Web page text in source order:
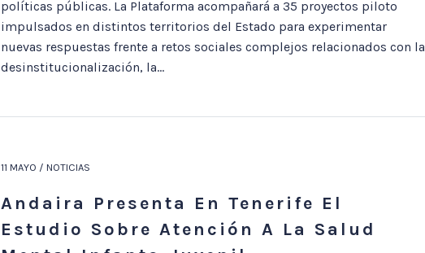
políticas públicas. La Plataforma acompañará a 35 proyectos piloto
impulsados en distintos territorios del Estado para experimentar
nuevas respuestas frente a retos sociales complejos relacionados con la
desinstitucionalización, la...
11 MAYO / NOTICIAS
Andaira Presenta En Tenerife El
Estudio Sobre Atención A La Salud